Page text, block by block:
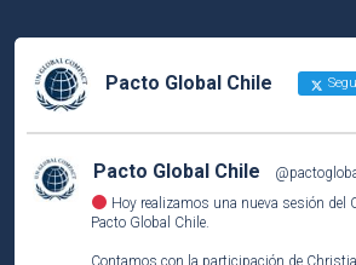
Pacto Global Chile
Pacto Global Chile
Hoy realizamos una nueva sesión del
Pacto Global Chile.
Contamos con la participación de